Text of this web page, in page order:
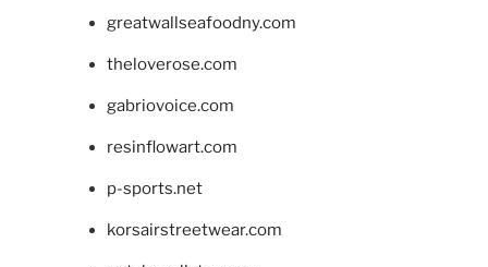
greatwallseafoodny.com
theloverose.com
gabriovoice.com
resinflowart.com
p-sports.net
korsairstreetwear.com